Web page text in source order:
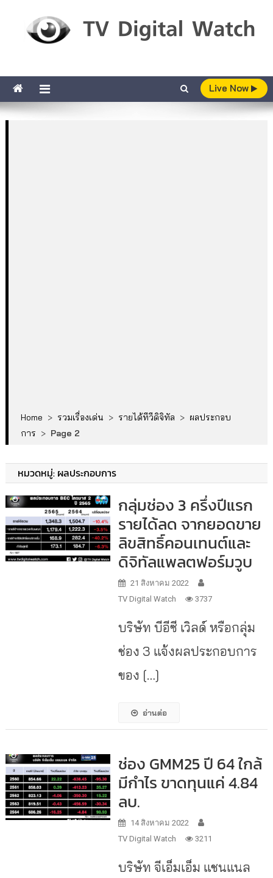
Live Now
Home > รวมเรื่องเด่น > รายได้ทีวีดิจิทัล > ผลประกอบ
การ > Page 2
หมวดหมู่: ผลประกอบการ
กลุ่มช่อง 3 ครึ่งปีแรก
รายได้ลด จากยอดขาย
ลิขสิทธิ์คอนเทนต์และ
ดิจิทัลแพลตฟอร์มวูบ
21 สิงหาคม 2022
TV Digital Watch
3737
บริษัท บีอีซี เวิลด์ หรือกลุ่ม
ช่อง 3 แจ้งผลประกอบการ
ของ […]
อ่านต่อ
ช่อง GMM25 ปี 64 ใกล้
มีกำไร ขาดทุนแค่ 4.84
ลบ.
14 สิงหาคม 2022
TV Digital Watch
3211
บริษัท จีเอ็มเอ็ม แชนแนล